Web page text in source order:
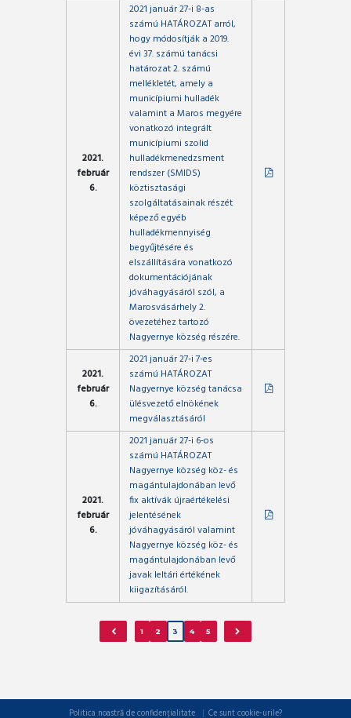
2021.
február
6.
2021 január 27-i 8-as
számú HATÁROZAT arról,
hogy módosítják a 2019.
évi 37. számú tanácsi
határozat 2. számú
mellékletét, amely a
municípiumi hulladék
valamint a Maros megyére
vonatkozó integrált
municípiumi szolid
hulladékmenedzsment
rendszer (SMIDS)
köztisztasági
szolgáltatásainak részét
képező egyéb
hulladékmennyiség
begyűjtésére és
elszállítására vonatkozó
dokumentációjának
jóváhagyásáról szól, a
Marosvásárhely 2.
övezetéhez tartozó
Nagyernye község részére.
2021.
február
6.
2021 január 27-i 7-es
számú HATÁROZAT
Nagyernye község tanácsa
ülésvezető elnökének
megválasztásáról
2021.
február
6.
2021 január 27-i 6-os
számú HATÁROZAT
Nagyernye község köz- és
magántulajdonában levő
fix aktívák újraértékelési
jelentésének
jóváhagyásáról valamint
Nagyernye község köz- és
magántulajdonában levő
javak leltári értékének
kiigazításáról.
1 2 3 4 5
Politica noastră de confidențialitate Ce sunt cookie-urile?